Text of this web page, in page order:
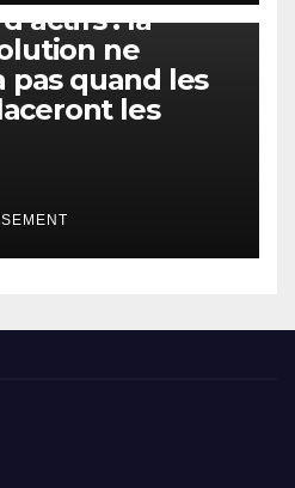
: la
ne
pas quand les
les